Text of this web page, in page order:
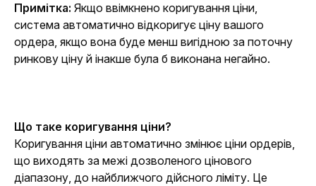
Примітка: Якщо ввімкнено коригування ціни,
система автоматично відкоригує ціну вашого
ордера, якщо вона буде менш вигідною за поточну
ринкову ціну й інакше була б виконана негайно.
Що таке коригування ціни?
Коригування ціни автоматично змінює ціни ордерів,
що виходять за межі дозволеного цінового
діапазону, до найближчого дійсного ліміту. Це